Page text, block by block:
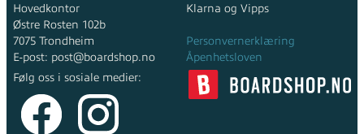
Hovedkontor
Østre Rosten 102b
7075 Trondheim
E-post: post@boardshop.no
Klarna og Vipps
Personvernerklæring
Åpenhetsloven
Følg oss i sosiale medier: